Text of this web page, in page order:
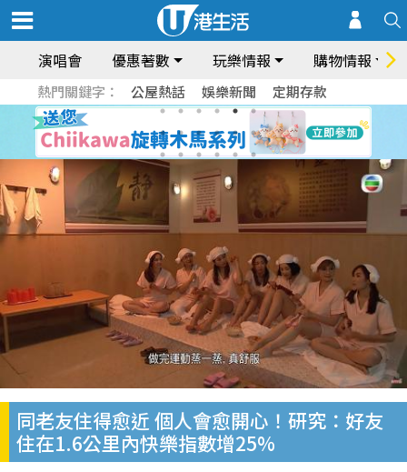
演唱會 優惠著數 玩樂情報 購物情報
熱門關鍵字： 公屋熱話 娛樂新聞 定期存款
同老友住得愈近 個人會愈開心！研究：好友
住在1.6公里內快樂指數增25%